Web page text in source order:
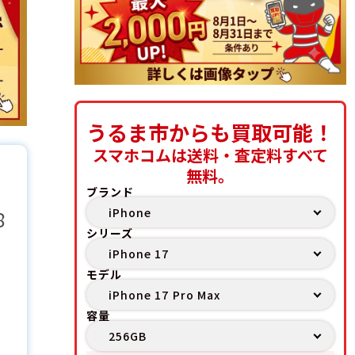
うるま市からも買取可能！
スマホコムは送料・査定料すべて
無料。
ブランド
シリーズ
モデル
容量